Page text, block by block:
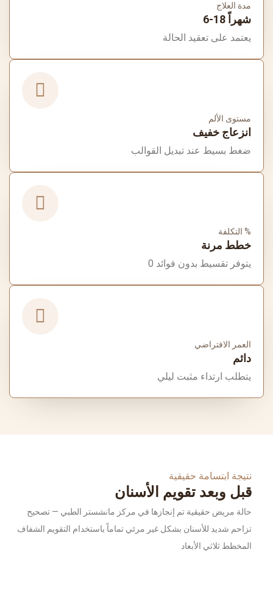
مدة العلاج
6-18 شهراً
يعتمد على تعقيد الحالة
مستوى الألم
انزعاج خفيف
ضغط بسيط عند تبديل القوالب
التكلفة %
خطط مرنة
0 يتوفر تقسيط بدون فوائد
العمر الافتراضي
دائم
يتطلب ارتداء مثبت ليلي
نتيجة ابتسامة حقيقية
قبل وبعد تقويم الأسنان
حالة مريض حقيقية تم إنجازها في مركز مانشستر الطبي — تصحيح
تزاحم شديد للأسنان بشكل غير مرئي تماماً باستخدام التقويم الشفاف
المخطط ثلاثي الأبعاد